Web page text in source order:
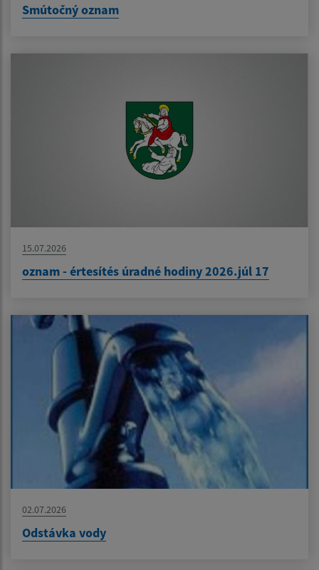
Smútočný oznam
15.07.2026
oznam - értesítés úradné hodiny 2026.júl 17
02.07.2026
Odstávka vody